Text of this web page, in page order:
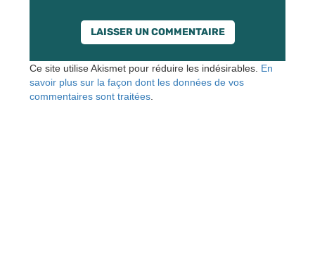
Ce site utilise Akismet pour réduire les indésirables. En
savoir plus sur la façon dont les données de vos
commentaires sont traitées